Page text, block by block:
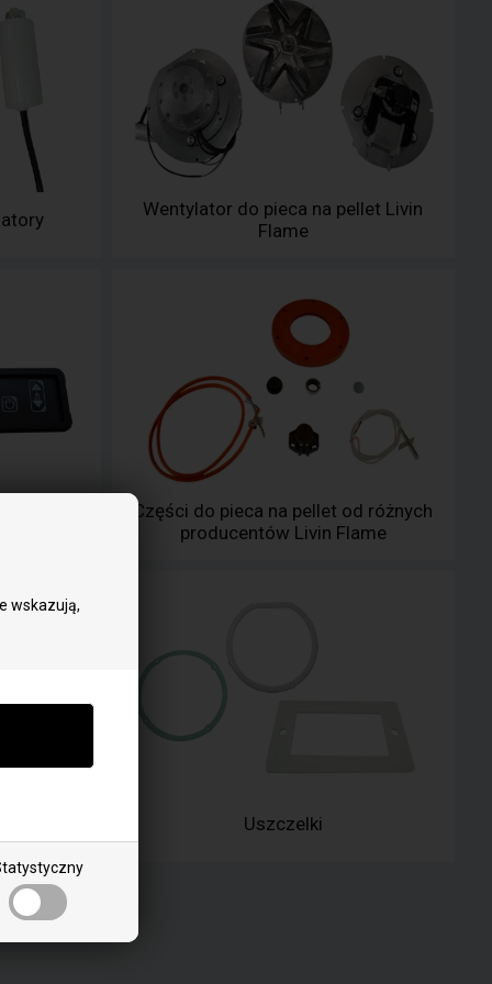
wskazują,
Wentylator do pieca na pellet Livin
Flame
Części do pieca na pellet od różnych
producentów Livin Flame
Uszczelki